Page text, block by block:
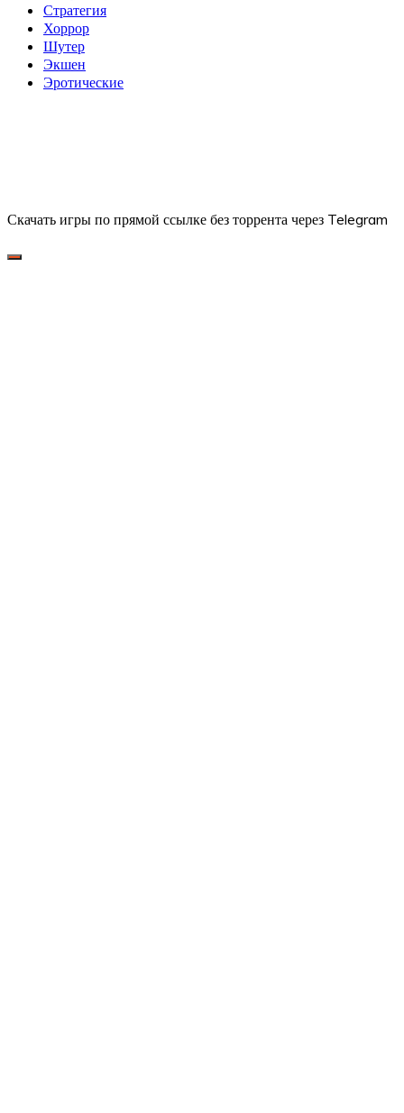
Стратегия
Хоррор
Шутер
Экшен
Эротические
Скачать игры по прямой ссылке без торрента через Telegram